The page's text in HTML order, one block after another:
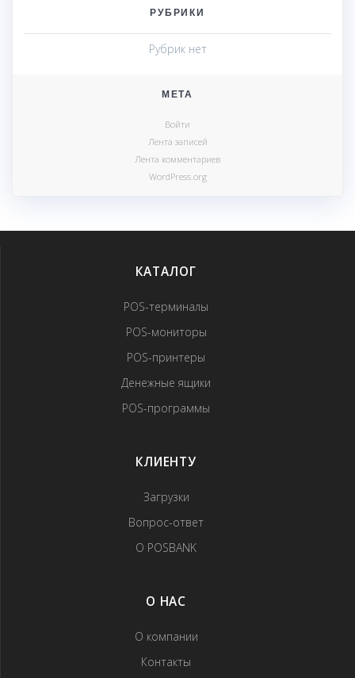
РУБРИКИ
Рубрик нет
МЕТА
Войти
Лента записей
Лента комментариев
WordPress.org
КАТАЛОГ
POS-терминалы
POS-мониторы
POS-принтеры
Денежные ящики
POS-программы
КЛИЕНТУ
Загрузки
Вопрос-ответ
О POSBANK
О НАС
О компании
Контакты